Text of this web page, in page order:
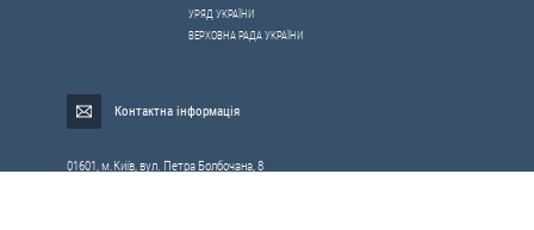
УРЯД УКРАЇНИ
ВЕРХОВНА РАДА УКРАЇНИ
Контактна інформація
01601, м.Київ, вул. Петра Болбочана, 8